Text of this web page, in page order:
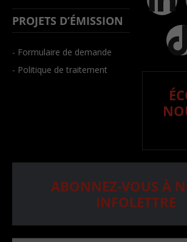
PROJETS D’ÉMISSION
- Formulaire de demande
- Politique de traitement
ABONNEZ-VOUS À
INFOLETTRE